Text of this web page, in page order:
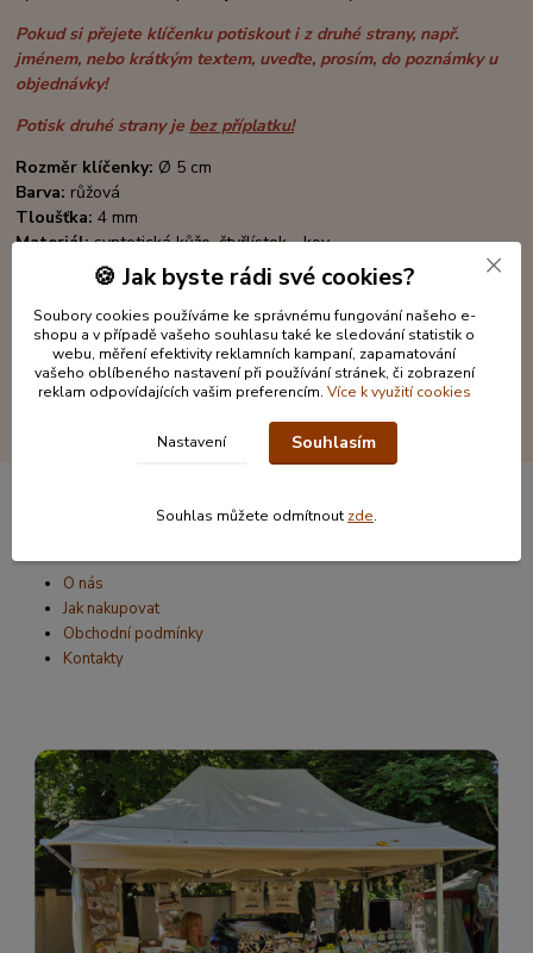
Pokud si přejete klíčenku potiskout i z druhé strany, např.
jménem, nebo krátkým textem, uveďte, prosím, do poznámky u
objednávky!
Potisk druhé strany je bez příplatku!
Rozměr klíčenky: Ø 5 cm
Barva: růžová
Tloušťka: 4 mm
Materiál:syntetická kůže, čtyřlístek - kov
Rozměr krabičky:12 x 6 cm
O nás
Jak nakupovat
Obchodní podmínky
Kontakty
🍪 Jak byste rádi své cookies?
Soubory cookies používáme ke správnému fungování našeho e-
shopu a v případě vašeho souhlasu také ke sledování statistik o
webu, měření efektivity reklamních kampaní, zapamatování
vašeho oblíbeného nastavení při používání stránek, či zobrazení
reklam odpovídajících vašim preferencím. Více k využití cookies
Nastavení Souhlasím
Souhlas můžete odmítnout zde.